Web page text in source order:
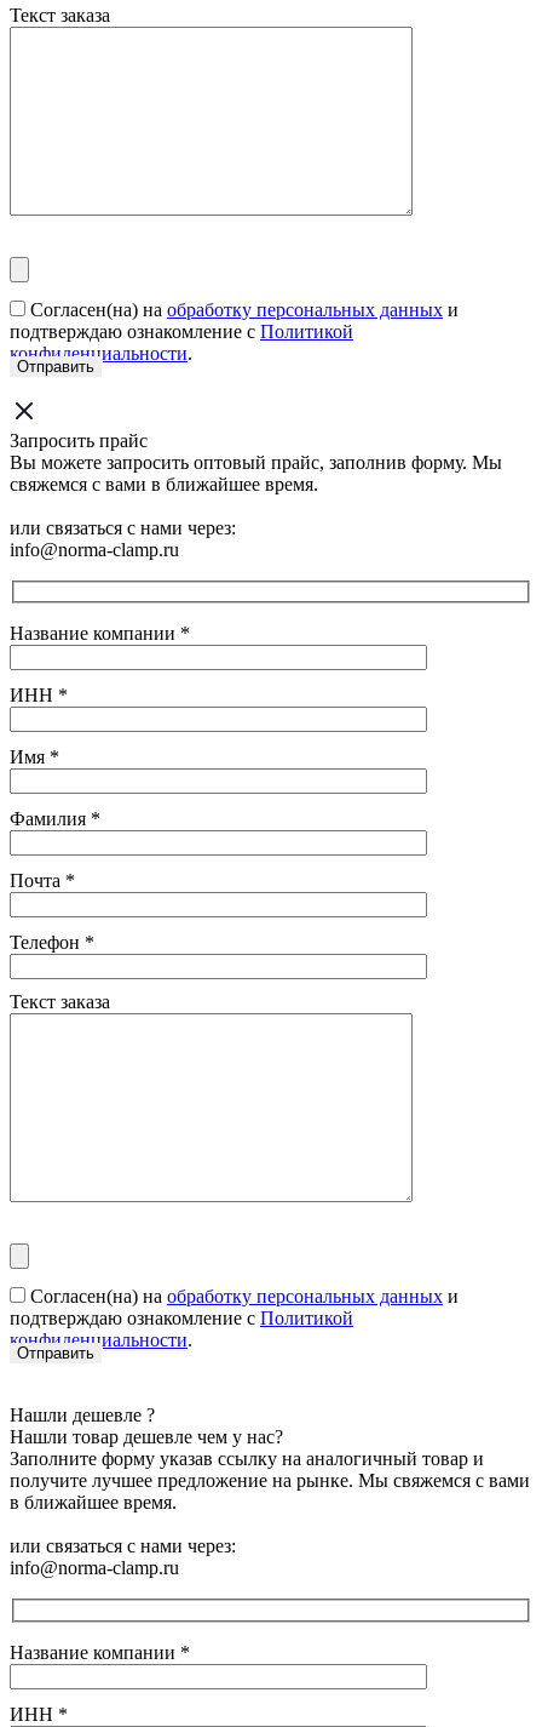
Текст заказа
Согласен(на) на обработку персональных данных и
подтверждаю ознакомление с Политикой
конфиденциальности.
Запросить прайс
Вы можете запросить оптовый прайс, заполнив форму. Мы
свяжемся с вами в ближайшее время.
или связаться с нами через:
info@norma-clamp.ru
Название компании *
ИНН *
Имя *
Фамилия *
Почта *
Телефон *
Текст заказа
Согласен(на) на обработку персональных данных и
подтверждаю ознакомление с Политикой
конфиденциальности.
Нашли дешевле ?
Нашли товар дешевле чем у нас?
Заполните форму указав ссылку на аналогичный товар и
получите лучшее предложение на рынке. Мы свяжемся с вами
в ближайшее время.
или связаться с нами через:
info@norma-clamp.ru
Название компании *
ИНН *